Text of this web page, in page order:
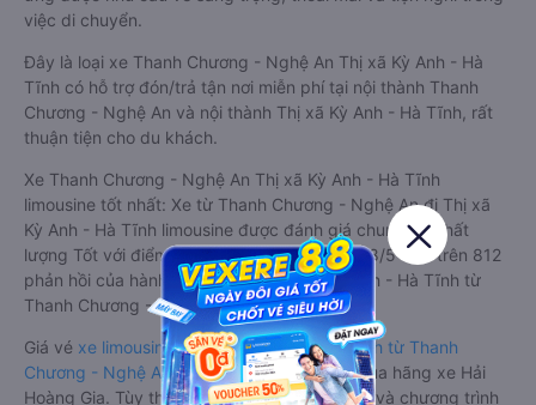
việc di chuyển.
Đây là loại xe Thanh Chương - Nghệ An Thị xã Kỳ Anh - Hà
Tĩnh có hỗ trợ đón/trả tận nơi miễn phí tại nội thành Thanh
Chương - Nghệ An và nội thành Thị xã Kỳ Anh - Hà Tĩnh, rất
thuận tiện cho du khách.
Xe Thanh Chương - Nghệ An Thị xã Kỳ Anh - Hà Tĩnh
limousine tốt nhất: Xe từ Thanh Chương - Nghệ An đi Thị xã
Kỳ Anh - Hà Tĩnh limousine được đánh giá chung có chất
lượng Tốt với điểm đánh giá trung bình từ 4.8/5 dựa trên 812
phản hồi của hành khách Xe về Thị xã Kỳ Anh - Hà Tĩnh từ
Thanh Chương - Nghệ An.
Giá vé xe limousine đi Thị xã Kỳ Anh - Hà Tĩnh từ Thanh
Chương - Nghệ Anrẻ nhất là 400000VND của hãng xe Hải
Hoàng Gia. Tùy thuộc vào vị trí ngồi của bạn và chương trình